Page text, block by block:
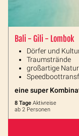
Bali - Gili - Lombok
Dörfer und
Traumstrände
großartige Natur
eine super
8 Tage Aktivreise
ab 2 Personen